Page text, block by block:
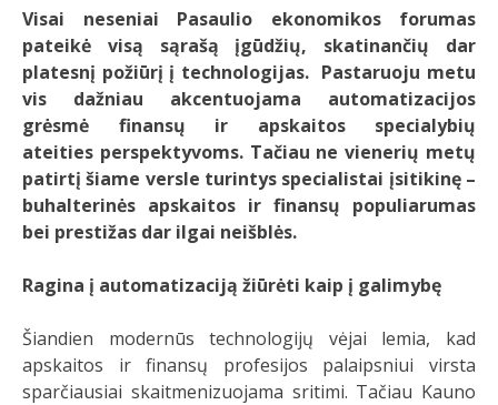
Visai neseniai Pasaulio ekonomikos forumas
pateikė visą sąrašą įgūdžių, skatinančių dar
platesnį požiūrį į technologijas. Pastaruoju metu
vis dažniau akcentuojama automatizacijos
grėsmė finansų ir apskaitos specialybių
ateities perspektyvoms. Tačiau ne vienerių metų
patirtį šiame versle turintys specialistai įsitikinę –
buhalterinės apskaitos ir finansų populiarumas
bei prestižas dar ilgai neišblės.
Ragina į automatizaciją žiūrėti kaip į galimybę
Šiandien modernūs technologijų vėjai lemia, kad
apskaitos ir finansų profesijos palaipsniui virsta
sparčiausiai skaitmenizuojama sritimi. Tačiau Kauno